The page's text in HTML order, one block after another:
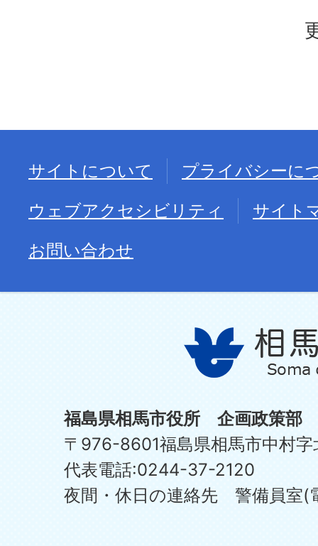
サイトについて
プライバシーに
ウェブアクセシビリティ
サイト
お問い合わせ
福島県相馬市役所 企画政策部
〒976-8601福島県相馬市中村
代表電話:0244-37-2120
夜間・休日の連絡先 警備員室